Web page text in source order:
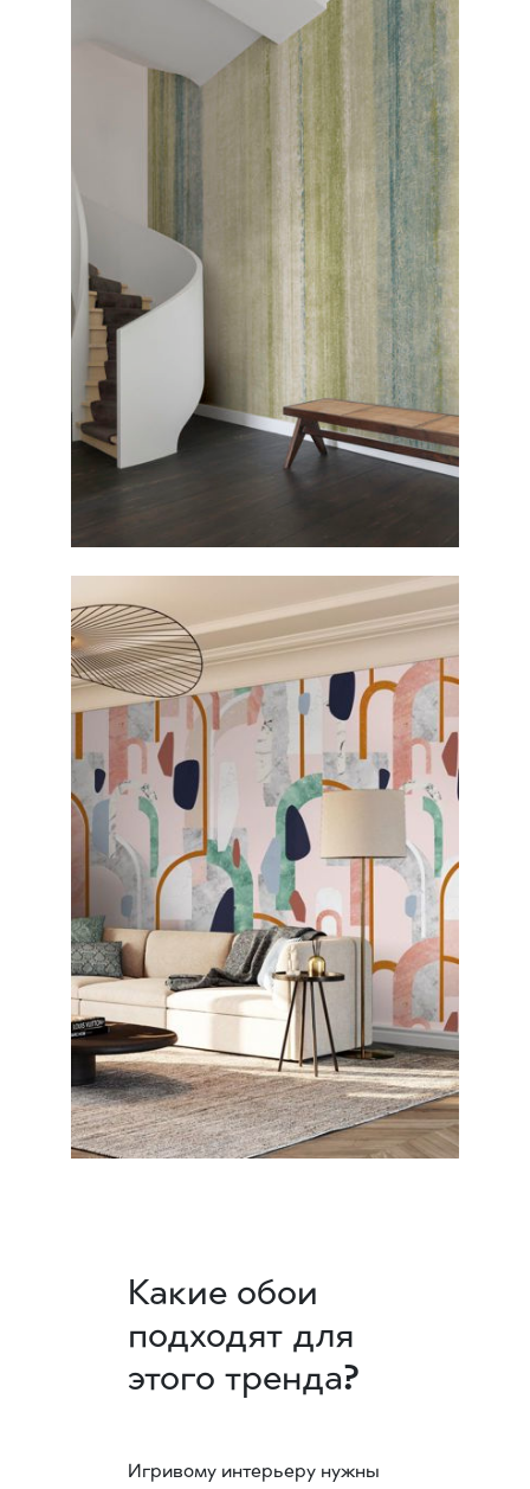
Какие обои
подходят для
этого тренда?
Игривому интерьеру нужны